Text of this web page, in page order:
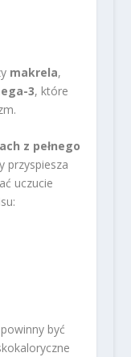
makrela,
3, które
z pełnego
przyspiesza
uczucie
być